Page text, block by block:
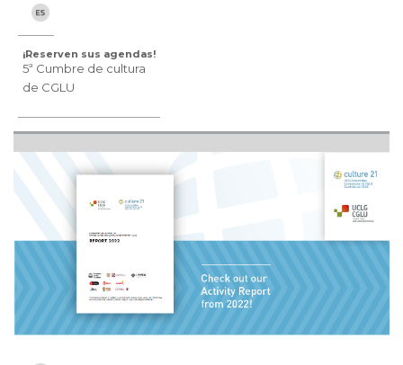
¡Reserven sus agendas!
5ª Cumbre de cultura
de CGLU